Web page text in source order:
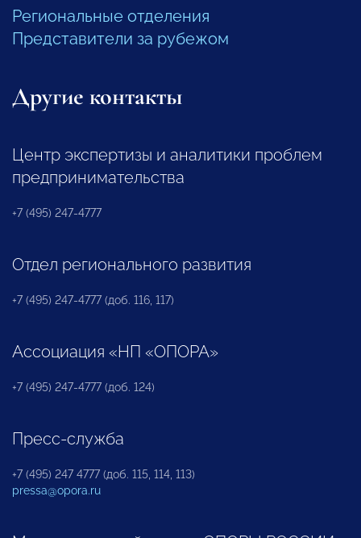
Региональные отделения
Представители за рубежом
Другие контакты
Центр экспертизы и аналитики проблем
предпринимательства
+7 (495) 247-4777
Отдел регионального развития
+7 (495) 247-4777 (доб. 116, 117)
Ассоциация «НП «ОПОРА»
+7 (495) 247-4777 (доб. 124)
Пресс-служба
+7 (495) 247 4777 (доб. 115, 114, 113)
pressa@opora.ru